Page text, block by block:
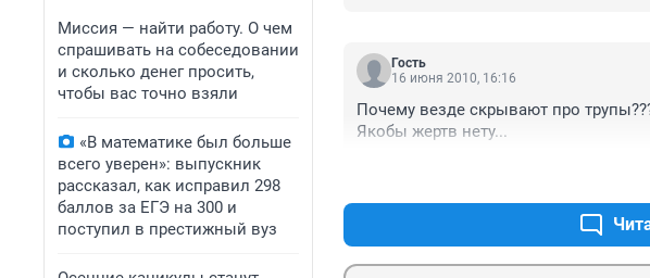
Миссия — найти работу. О чем
спрашивать на собеседовании
и сколько денег просить,
чтобы вас точно взяли
«В математике был больше
всего уверен»: выпускник
рассказал, как исправил 298
баллов за ЕГЭ на 300 и
поступил в престижный вуз
Гость
16 июня 2010, 16:16
Почему везде скрывают про
Якобы жертв нету...